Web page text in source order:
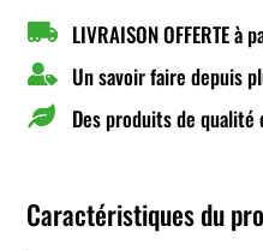
 LIVRAISON OFFERTE à
 Un savoir faire depuis
 Des produits de
Caractéristiques du